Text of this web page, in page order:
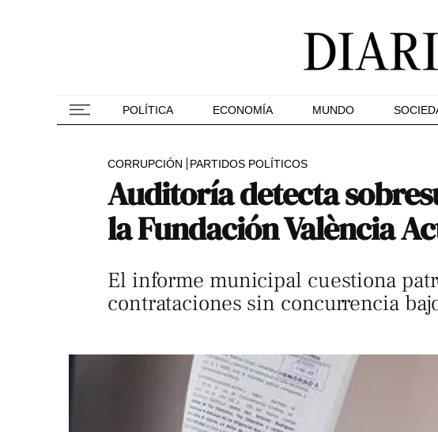
POLÍTICA ECONOMÍA MUNDO
CORRUPCIÓN PARTIDOS POLÍTICOS
Auditoría detecta
la Fundación València
El informe municipal cuestiona
contrataciones sin concurrencia